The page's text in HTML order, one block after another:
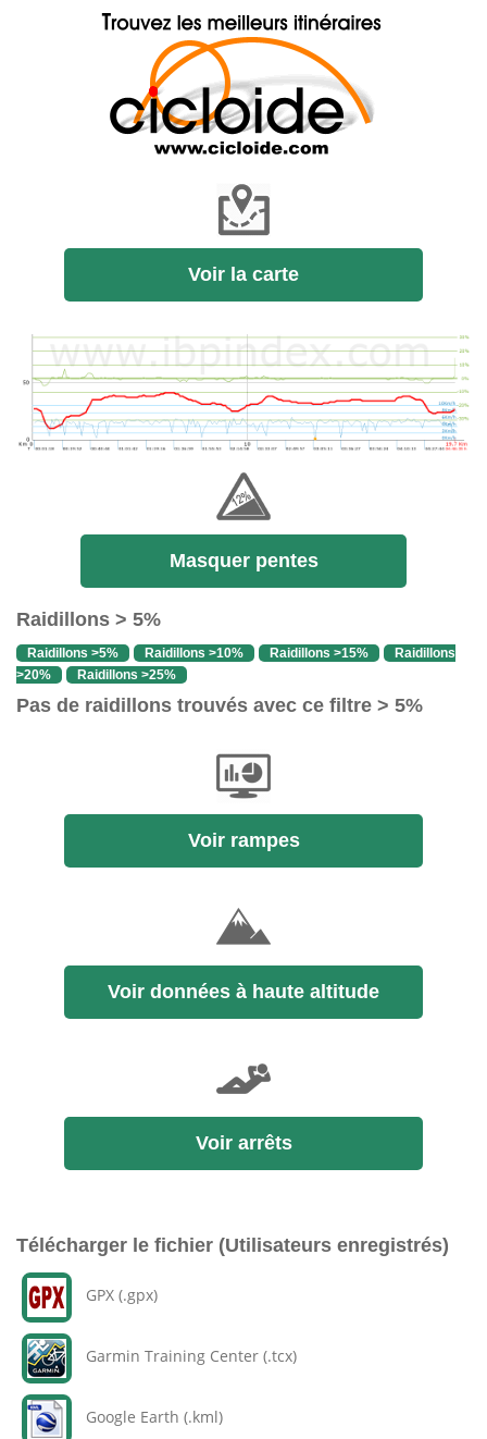
Voir la carte
Masquer pentes
Raidillons > 5%
Raidillons >5% Raidillons >10% Raidillons >15%
Raidillons
>20%
Raidillons >25%
Pas de raidillons trouvés avec ce filtre > 5%
Voir rampes
Voir données à haute altitude
Voir arrêts
Télécharger le fichier (Utilisateurs enregistrés)
GPX (.gpx)
Garmin Training Center (.tcx)
Google Earth (.kml)